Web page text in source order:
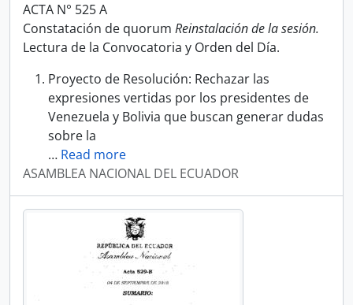
ACTA N° 525 A
Constatación de quorum Reinstalación de la sesión.
Lectura de la Convocatoria y Orden del Día.
Proyecto de Resolución: Rechazar las
expresiones vertidas por los presidentes de
Venezuela y Bolivia que buscan generar dudas
sobre la
… Read more
ASAMBLEA NACIONAL DEL ECUADOR